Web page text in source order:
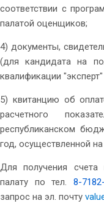
соответствии с
палатой оценщиков;
4) документы,
(для кандидата на
квалификации "эксперт"
5) квитанцию об
расчетного
республиканском
год, осуществленной
Для получения счета
палату по тел.8-
запрос на эл. почту